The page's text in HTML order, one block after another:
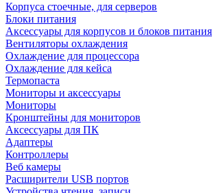
Корпуса стоечные, для серверов
Блоки питания
Аксессуары для корпусов и блоков питания
Вентиляторы охлаждения
Охлаждение для процессора
Охлаждение для кейса
Термопаста
Мониторы и аксессуары
Мониторы
Кронштейны для мониторов
Аксессуары для ПК
Адаптеры
Контроллеры
Веб камеры
Расширители USB портов